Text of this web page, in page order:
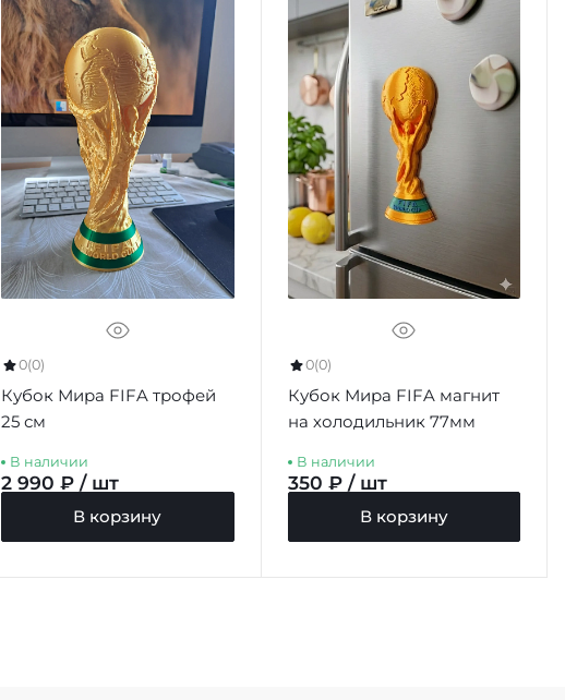
0(0)
Кубок Мира FIFA трофей
25 см
В наличии
2 990 ₽ / шт
В корзину
0(0)
Кубок Мира FIFA магнит
на холодильник 77мм
В наличии
350 ₽ / шт
В корзину